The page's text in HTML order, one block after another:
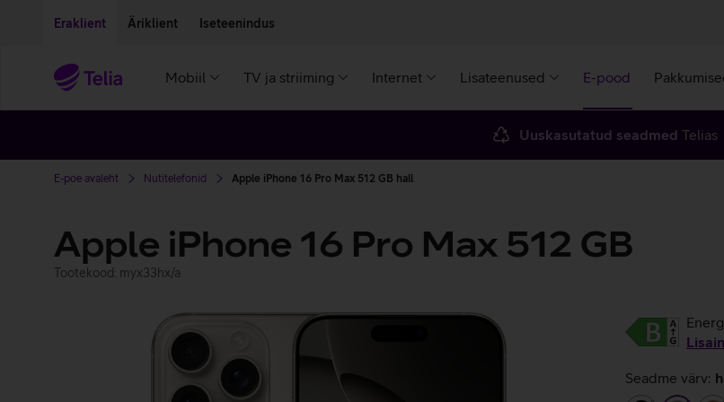
Eraklient Äriklient Iseteenindus
Mobiil TV ja striiming Internet Lisateenused E-pood
Uuskasutatud seadmed Telias
E-poe avaleht Nutitelefonid Apple iPhone 16 Pro Max 512 GB hall
Apple iPhone 16 Pro Max 512 GB
Tootekood: myx33hx/a
Seadme värv: